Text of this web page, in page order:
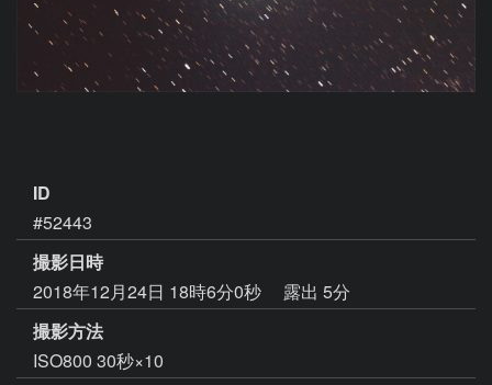
ID
#52443
撮影日時
2018年12月24日 18時6分0秒
露出 5分
撮影方法
ISO800 30秒×10